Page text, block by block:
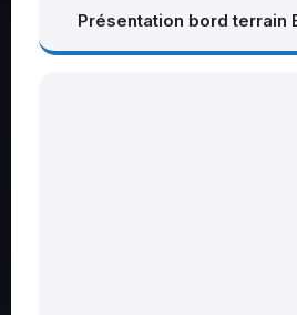
Présentation bord terrain